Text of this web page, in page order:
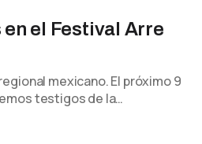
el Festival Arre
mexicano. El próximo 9
testigos de la…